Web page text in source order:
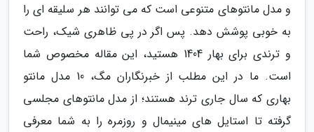
و مدل مانتوهای متنوعی است که می توانند هر سلیقه ای را
به خوبی پوشش دهد. پس اگر در پی ظاهری شیک، راحت
و ترندی برای بهار 1404 هستید، این مقاله مخصوص شما
است. ما در این مطلب از خبرنگاران مگ، 10 مدل مانتو
بهاری که سال جاری ترند هستند؛ از مدل مانتوهای مجلسی
گرفته تا استایل های مینیمال و روزمره را به شما معرفی